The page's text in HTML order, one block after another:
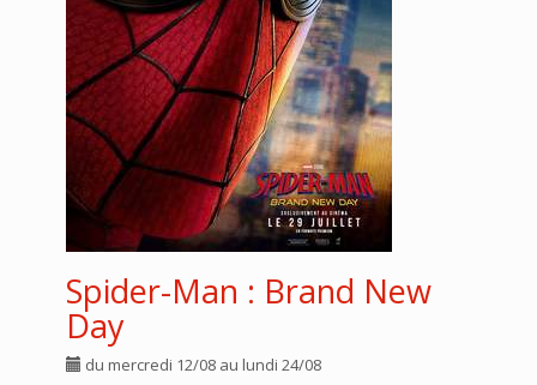
Spider-Man : Brand New
Day
du mercredi 12/08 au lundi 24/08